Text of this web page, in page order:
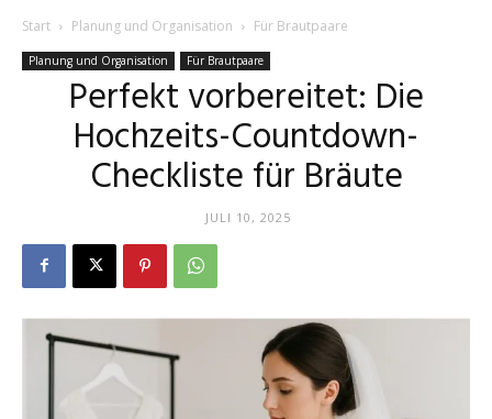
Hochzeitstraum
–
Portal
Start Planung und Organisation Für Brautpaare
Planung und Organisation Für Brautpaare
Perfekt vorbereitet: Die
Hochzeits-Countdown-
Checkliste für Bräute
JULI 10, 2025